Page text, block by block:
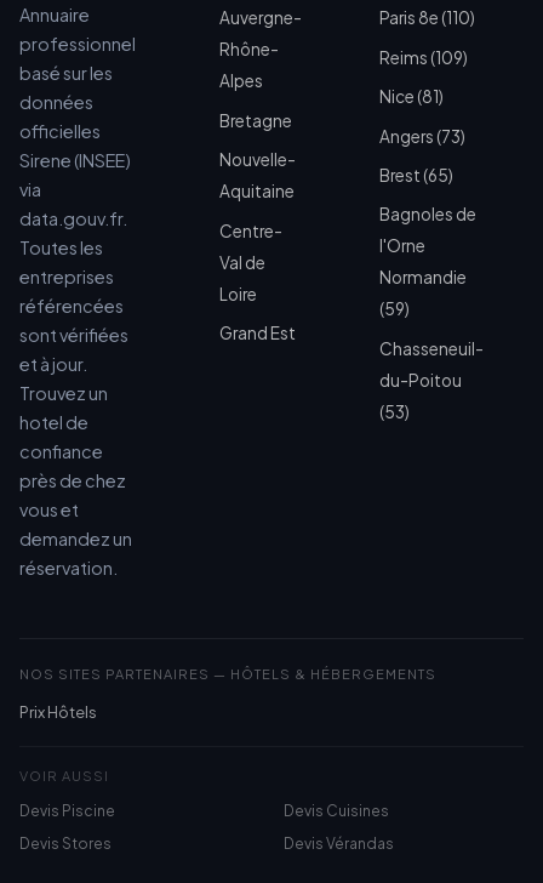
Annuaire
professionnel
basé sur les
données
officielles
Sirene (INSEE)
via
data.gouv.fr.
Toutes les
entreprises
référencées
sont vérifiées
et à jour.
Trouvez un
hotel de
confiance
près de chez
vous et
demandez un
réservation.
Auvergne-
Rhône-
Alpes
Bretagne
Nouvelle-
Aquitaine
Centre-
Val de
Loire
Grand Est
Paris 8e (110)
Reims (109)
Nice (81)
Angers (73)
Brest (65)
Bagnoles de
l'Orne
Normandie
(59)
Chasseneuil-
du-Poitou
(53)
NOS SITES PARTENAIRES — HÔTELS & HÉBERGEMENTS
Prix Hôtels
VOIR AUSSI
Devis Piscine
Devis Cuisines
Devis Stores
Devis Vérandas